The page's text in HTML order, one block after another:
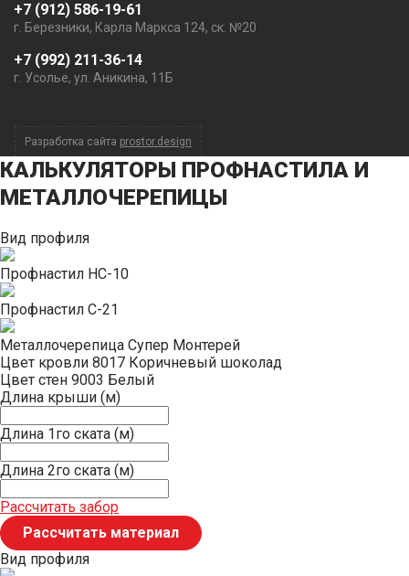
+7 (912) 586-19-61
г. Березники, Карла Маркса 124, ск. №20
+7 (992) 211-36-14
г. Усолье, ул. Аникина, 11Б
Разработка сайта prostor.design
КАЛЬКУЛЯТОРЫ ПРОФНАСТИЛА И
МЕТАЛЛОЧЕРЕПИЦЫ
Вид профиля
Профнастил НС-10
Профнастил С-21
Металлочерепица Супер Монтерей
Цвет кровли 8017 Коричневый шоколад
Цвет стен 9003 Белый
Длина крыши (м)
Длина 1го ската (м)
Длина 2го ската (м)
Рассчитать забор
Рассчитать материал
Вид профиля